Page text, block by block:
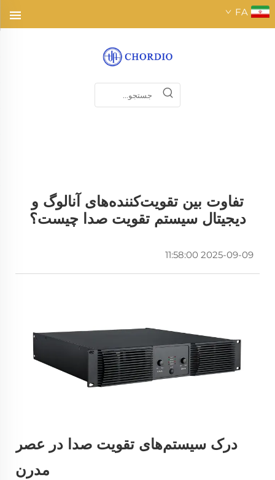
FA
تفاوت بین تقویت‌کننده‌های آنالوگ و
دیجیتال سیستم تقویت صدا چیست؟
2025-09-09 11:58:00
درک سیستم‌های تقویت صدا در عصر
مدرن